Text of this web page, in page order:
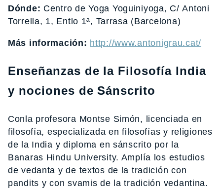
Dónde: Centro de Yoga Yoguiniyoga, C/ Antoni
Torrella, 1, Entlo 1ª, Tarrasa (Barcelona)
Más información: http://www.antonigrau.cat/
Enseñanzas de la Filosofía India
y nociones de Sánscrito
Conla profesora Montse Simón, licenciada en
filosofía, especializada en filosofías y religiones
de la India y diploma en sánscrito por la
Banaras Hindu University. Amplía los estudios
de vedanta y de textos de la tradición con
pandits y con svamis de la tradición vedantina.